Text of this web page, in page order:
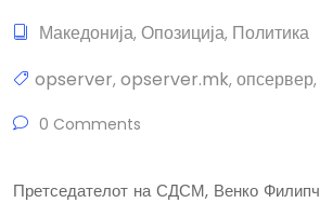
Македонија, Опозиција, Политика
opserver, opserver.mk, опсервер,
0 Comments
Претседателот на СДСМ, Венко